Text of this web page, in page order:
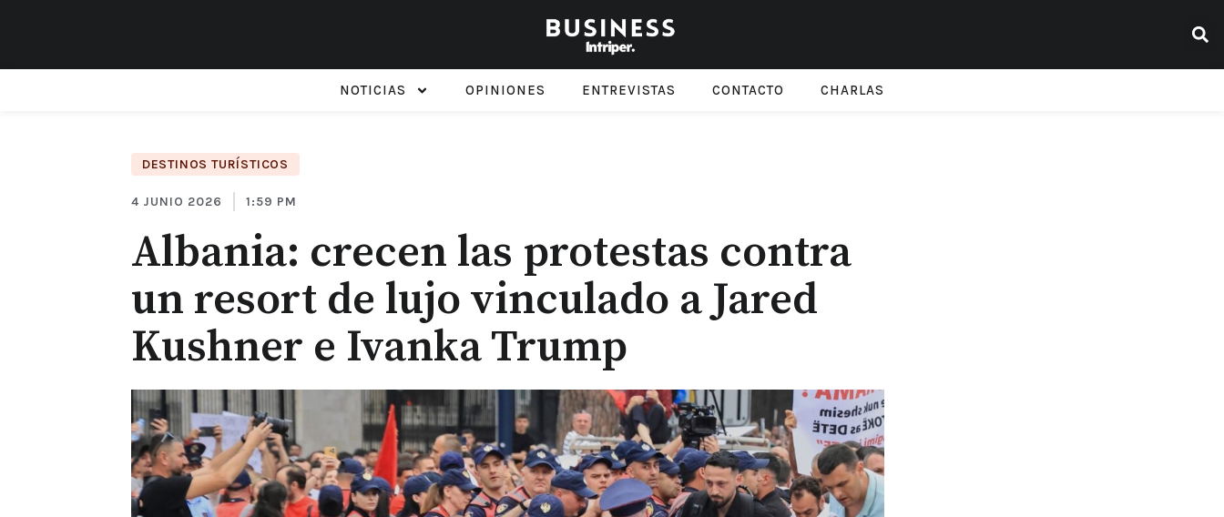
NOTICIAS OPINIONES ENTREVISTAS CONTACTO CHARLAS
DESTINOS TURÍSTICOS
4 JUNIO 2026 1:59 PM
Albania: crecen las protestas contra
un resort de lujo vinculado a Jared
Kushner e Ivanka Trump